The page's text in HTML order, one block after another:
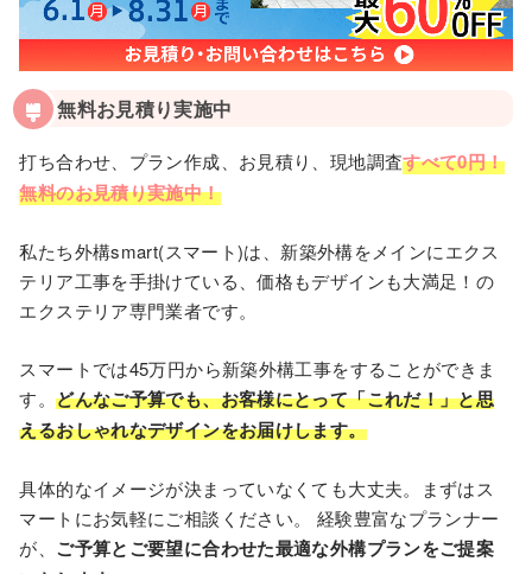
無料お見積り実施中
打ち合わせ、プラン作成、お見積り、現地調査すべて0円！
無料のお見積り実施中！
私たち外構smart(スマート)は、新築外構をメインにエクス
テリア工事を手掛けている、価格もデザインも大満足！の
エクステリア専門業者です。
スマートでは45万円から新築外構⼯事をすることができま
す。どんなご予算でも、お客様にとって「これだ！」と思
えるおしゃれなデザインをお届けします。
具体的なイメージが決まっていなくても⼤丈夫。まずはス
マートにお気軽にご相談ください。 経験豊富なプランナー
が、 ご予算とご要望に合わせた最適な外構プランをご提案